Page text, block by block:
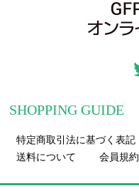
SHOPPING GUIDE
特定商取引法に基づく表記
送料について
会員規約